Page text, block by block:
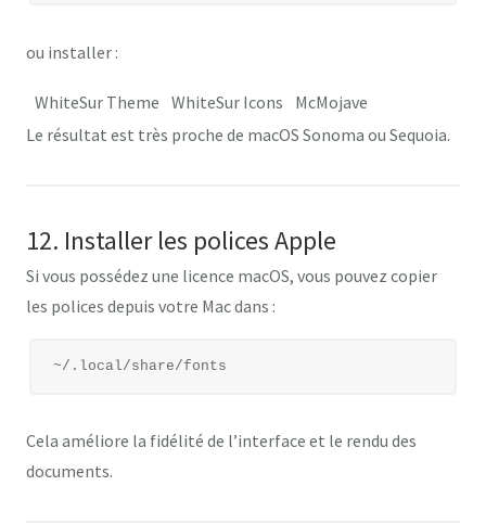
ou installer :
WhiteSur Theme WhiteSur Icons
McMojave
Le résultat est très proche de macOS Sonoma ou Sequoia.
12. Installer les polices Apple
Si vous possédez une licence macOS, vous pouvez copier
les polices depuis votre Mac dans :
Cela améliore la fidélité de l’interface et le rendu des
documents.